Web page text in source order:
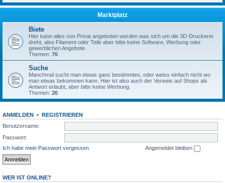
Marktplatz
Biete
Hier kann alles von Privat angeboten werden was sich um die 3D-Druckerei
dreht, also Filament oder Teile aber bitte keine Software, Werbung oder
gewerblichen Angebote.
Themen: 76
Suche
Manchmal sucht man etwas ganz bestimmtes, oder weiss einfach nicht wo
man etwas bekommen kann. Hier ist also auch der Verweis auf Shops als
Antwort erlaubt, aber bitte keine Werbung.
Themen: 26
ANMELDEN • REGISTRIEREN
Benutzername:
Passwort:
Ich habe mein Passwort vergessen
Angemeldet bleiben
WER IST ONLINE?